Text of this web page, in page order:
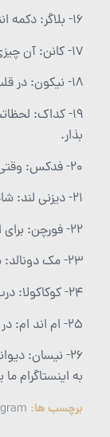
۱۶- بلاگر: دکمه انتشار را فشار دهید.
۱۷- کانن: آن چیزی که ما اعتقاد داریم را ببینید.
۱۸- نیکون: در قلب تصویر.
۱۹- کداک:
بذار.
۲۰- فدکس: وقتی که هیچ فردایی نیست.
۲۱- دیزنی لند: شادترین نقطه ی روی زمین.
۲۲- فورچن: برای افرادی که تغییر را رقم خواهند زد.
۲۳- مک دونالد: من عاشقشم!
۲۴- کوکاکولا: درب قوطی را باز کن تا سرحال شی.
۲۵- ام اند ام: در دهانتان آب می شود، نه در دستانتان.
26- نیسان: دیوانه وار رانندگی کن
به اینستاگرام ما
برچسب ها: